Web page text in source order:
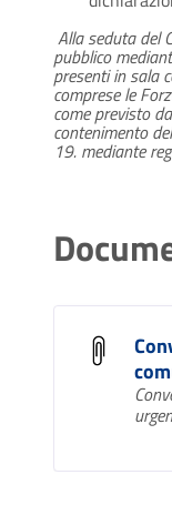
Alla seduta del
pubblico
presenti in sala
comprese le
come previsto
contenimento
19. mediante